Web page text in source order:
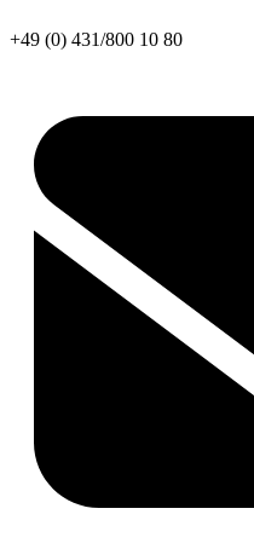
+49 (0) 431/800 10 80